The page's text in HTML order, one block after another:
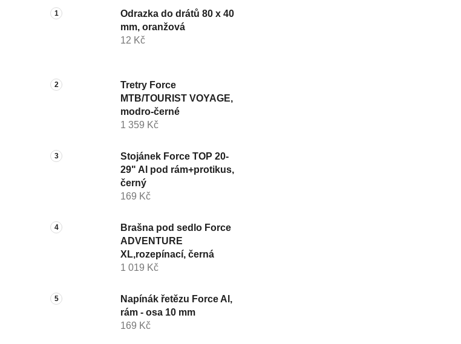
Odrazka do drátů 80 x 40
mm, oranžová
12 Kč
Tretry Force
MTB/TOURIST VOYAGE,
modro-černé
1 359 Kč
Stojánek Force TOP 20-
29" Al pod rám+protikus,
černý
169 Kč
Brašna pod sedlo Force
ADVENTURE
XL,rozepínací, černá
1 019 Kč
Napínák řetězu Force Al,
rám - osa 10 mm
169 Kč